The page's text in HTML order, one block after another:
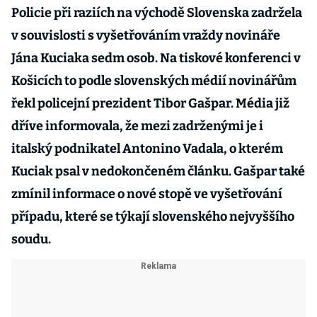
Policie při raziích na východě Slovenska zadržela
v souvislosti s vyšetřováním vraždy novináře
Jána Kuciaka sedm osob. Na tiskové konferenci v
Košicích to podle slovenských médií novinářům
řekl policejní prezident Tibor Gašpar. Média již
dříve informovala, že mezi zadrženými je i
italský podnikatel Antonino Vadala, o kterém
Kuciak psal v nedokončeném článku. Gašpar také
zmínil informace o nové stopě ve vyšetřování
případu, které se týkají slovenského nejvyššího
soudu.